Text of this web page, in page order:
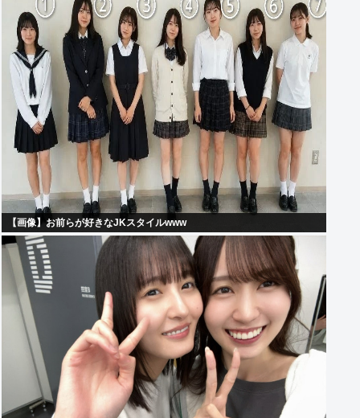
【画像】お前らが好きなJKスタイルwww